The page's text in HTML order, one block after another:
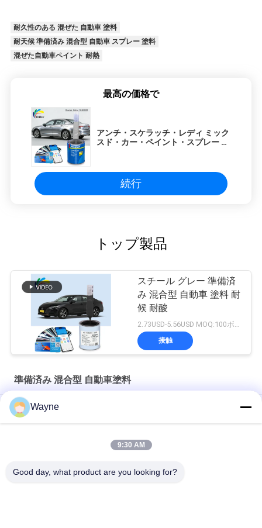
耐久性のある 混ぜた 自動車 塗料
耐天候 準備済み 混合型 自動車 スプレー 塗料
混ぜた自動車ペイント 耐熱
最高の価格で
アンチ・スケラッチ・レディ ミック
スド・カー・ペイント・スプレー 耐
続行
トップ製品
スチール グレー 準備済
み 混合型 自動車 塗料 耐
候 耐酸
2.73USD-5.56USD MOQ:100ボックス
接触
準備済み 混合型 自動車塗料
防湿 混ざった車用塗料 青空 紫外線対策 多機能
毒
Wayne
9:30 AM
Good day, what product are you looking for?